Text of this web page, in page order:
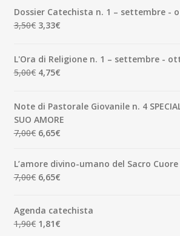
Dossier Catechista n. 1 – settembre -
3,50€ Il
era:
3,50€.
3,33€Il
è:
3,33€.
L'Ora di Religione n. 1 – settembre -
5,00€ Il
era:
5,00€.
4,75€Il
è:
4,75€.
Note di Pastorale Giovanile n. 4
SUO AMORE
7,00€ Il
originale
era:
7,00€.
6,65€Il
attuale
è:
L’amore divino-umano del Sacro Cuore
7,00€ Il
era:
7,00€.
6,65€Il
è:
6,65€.
Agenda catechista
1,90€ Il
1,81€Il